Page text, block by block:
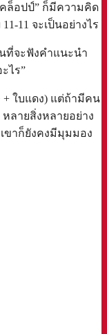
ล็อปป์” ก็มีความคิด
11 จะเป็นอย่างไร
ที่จะฟังคำแนะนำ
ไร”
ใบแดง) แต่ถ้ามีคน
ลายสิ่งหลายอย่าง
ขาก็ยังคงมีมุมมอง